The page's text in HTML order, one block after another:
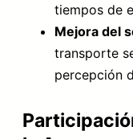
tiempos de
Mejora del
transporte
percepción